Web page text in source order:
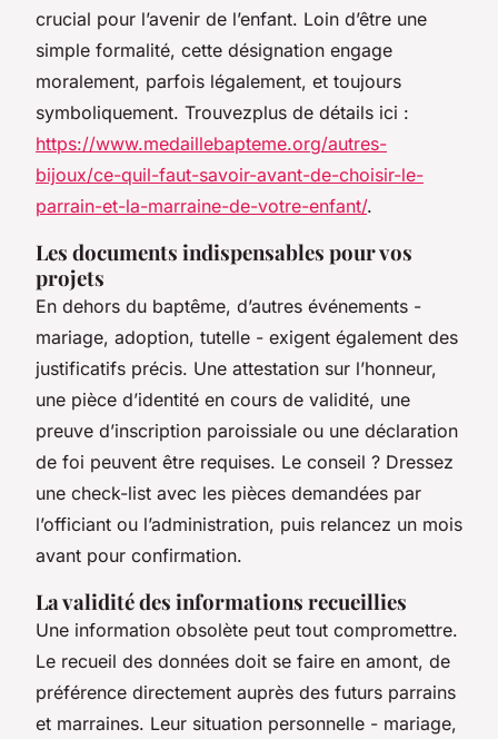
crucial pour l’avenir de l’enfant. Loin d’être une
simple formalité, cette désignation engage
moralement, parfois légalement, et toujours
symboliquement. Trouvezplus de détails ici :
https://www.medaillebapteme.org/autres-
bijoux/ce-quil-faut-savoir-avant-de-choisir-le-
parrain-et-la-marraine-de-votre-enfant/.
Les documents indispensables pour vos
projets
En dehors du baptême, d’autres événements -
mariage, adoption, tutelle - exigent également des
justificatifs précis. Une attestation sur l’honneur,
une pièce d’identité en cours de validité, une
preuve d’inscription paroissiale ou une déclaration
de foi peuvent être requises. Le conseil ? Dressez
une check-list avec les pièces demandées par
l’officiant ou l’administration, puis relancez un mois
avant pour confirmation.
La validité des informations recueillies
Une information obsolète peut tout compromettre.
Le recueil des données doit se faire en amont, de
préférence directement auprès des futurs parrains
et marraines. Leur situation personnelle - mariage,